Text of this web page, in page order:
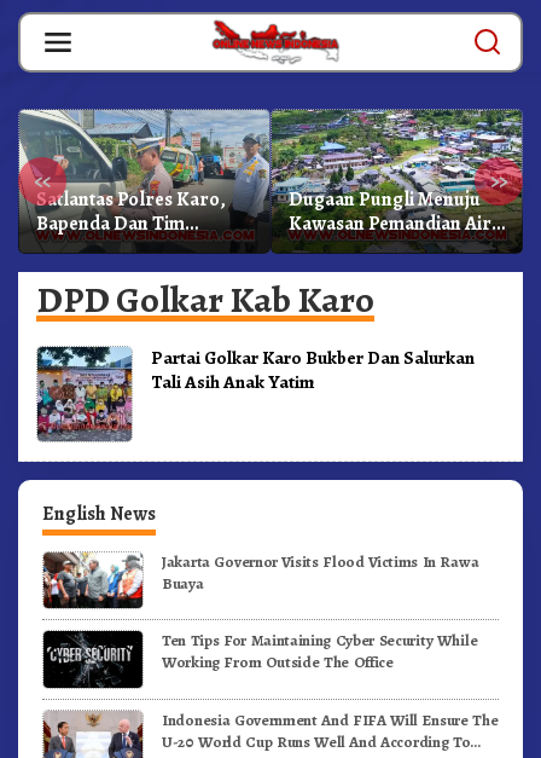
Skip
content
« »
Satlantas Polres Karo,
Bapenda Dan Tim
Lainnya Gelar Oprasi
Sadar Pajak Kenderaan
Dugaan Pungli Menuju
Kawasan Pemandian Air
Panas Semangat Gunung
– Doulu Foto Dan
Videokan!
DPD Golkar Kab Karo
Partai Golkar Karo Bukber Dan Salurkan
Tali Asih Anak Yatim
English News
Jakarta Governor Visits Flood Victims In Rawa
Buaya
Ten Tips For Maintaining Cyber Security While
Working From Outside The Office
Indonesia Government And FIFA Will Ensure The
U-20 World Cup Runs Well And According To